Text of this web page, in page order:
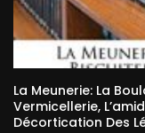
La Meunerie: La
Vermicellerie,
Décortication Des